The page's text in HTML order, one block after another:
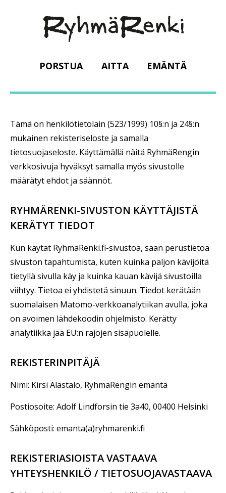
PORSTUA AITTA EMÄNTÄ
Tämä on henkilötietolain (523/1999) 10§:n ja 24§:n
mukainen rekisteriseloste ja samalla
tietosuojaseloste. Käyttämällä näitä RyhmäRengin
verkkosivuja hyväksyt samalla myös sivustolle
määrätyt ehdot ja säännöt.
RYHMÄRENKI-SIVUSTON KÄYTTÄJISTÄ
KERÄTYT TIEDOT
Kun käytät RyhmäRenki.fi-sivustoa, saan perustietoa
sivuston tapahtumista, kuten kuinka paljon kävijöitä
tietyllä sivulla käy ja kuinka kauan kävijä sivustoilla
viihtyy. Tietoa ei yhdistetä sinuun. Tiedot kerätään
suomalaisen Matomo-verkkoanalytiikan avulla, joka
on avoimen lähdekoodin ohjelmisto. Kerätty
analytiikka jää EU:n rajojen sisäpuolelle.
REKISTERINPITÄJÄ
Nimi: Kirsi Alastalo, RyhmäRengin emäntä
Postiosoite: Adolf Lindforsin tie 3a40, 00400 Helsinki
Sähköposti: emanta(a)ryhmarenki.fi
REKISTERIASIOISTA VASTAAVA
YHTEYSHENKILÖ / TIETOSUOJAVASTAAVA